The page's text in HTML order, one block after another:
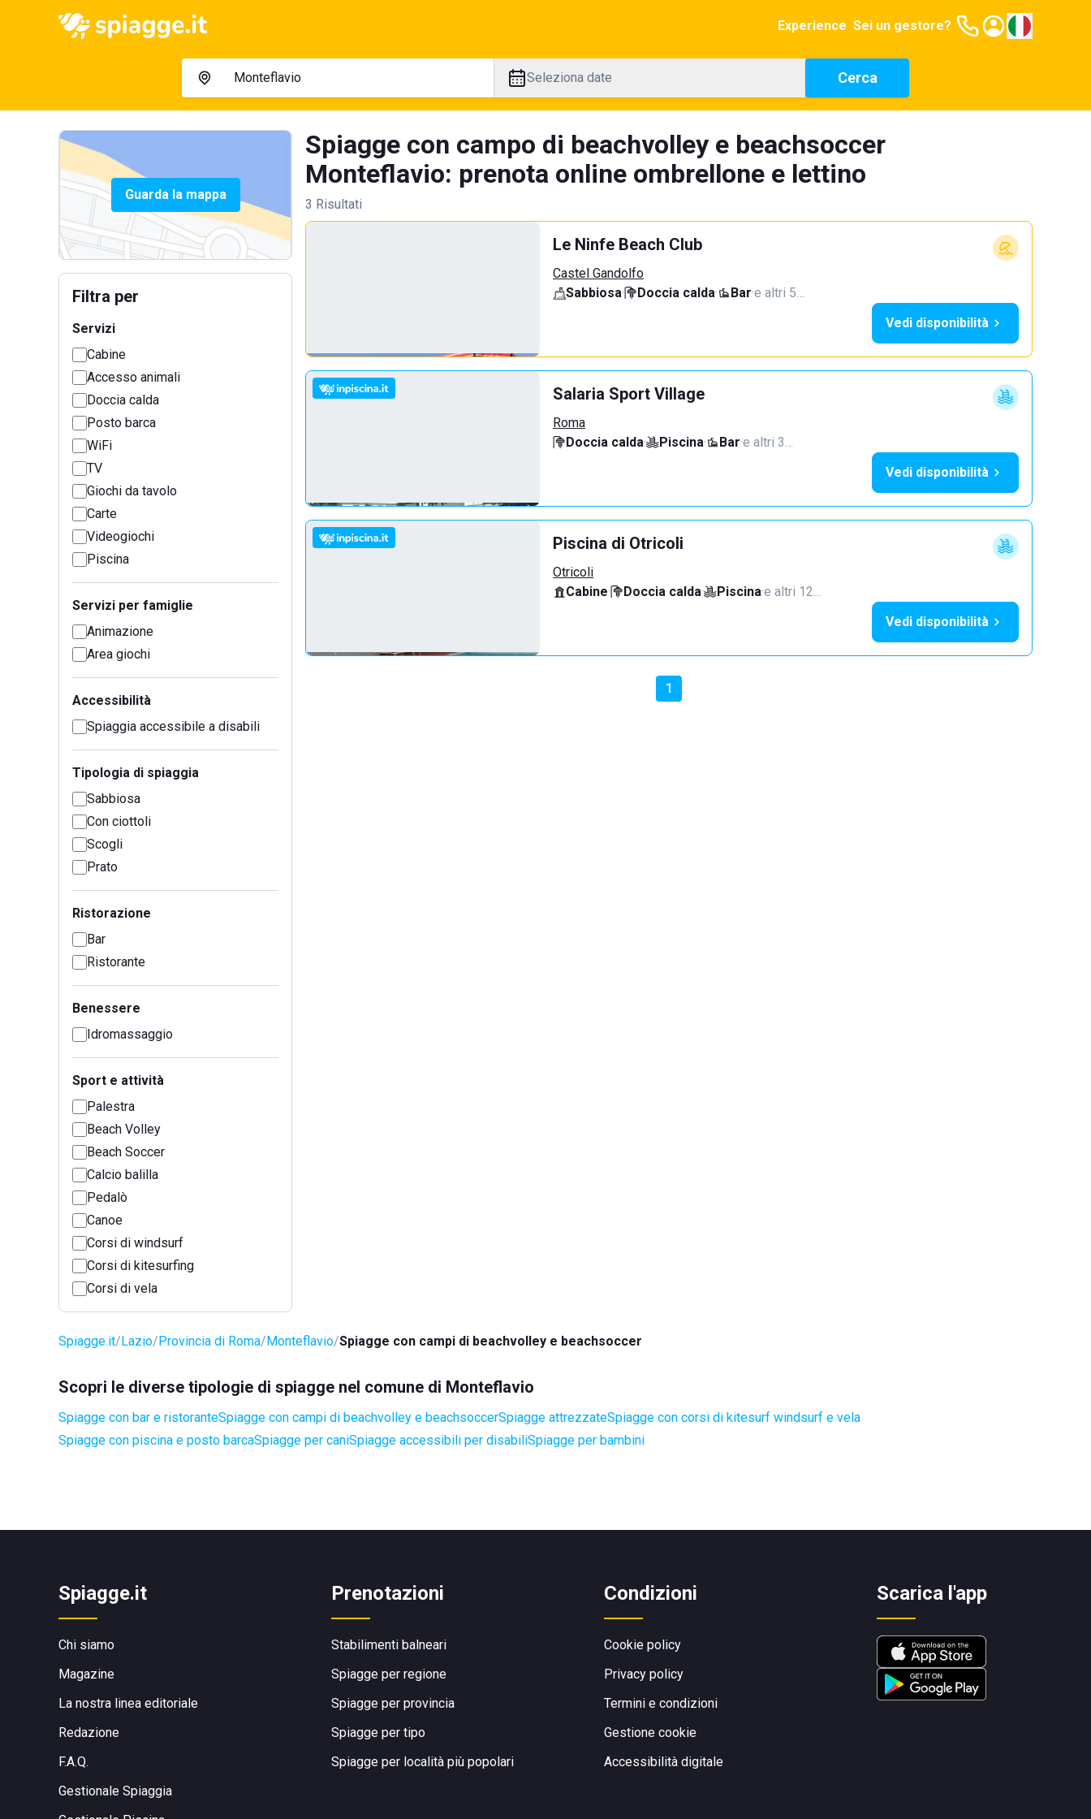
Experience Sei un gestore?
Seleziona date Cerca
Guarda la mappa
Filtra per
Servizi
Cabine
Accesso animali
Doccia calda
Posto barca
WiFi
TV
Giochi da tavolo
Carte
Videogiochi
Piscina
Servizi per famiglie
Animazione
Area giochi
Accessibilità
Spiaggia accessibile a disabili
Tipologia di spiaggia
Sabbiosa
Con ciottoli
Scogli
Prato
Ristorazione
Bar
Ristorante
Benessere
Idromassaggio
Sport e attività
Palestra
Beach Volley
Beach Soccer
Calcio balilla
Pedalò
Canoe
Corsi di windsurf
Corsi di kitesurfing
Corsi di vela
Spiagge con campo di beachvolley e beachsoccer
Monteflavio: prenota online ombrellone e lettino
3 Risultati
Le Ninfe Beach Club
Castel Gandolfo
Sabbiosa· Doccia calda· Bar·e altri 5…
Vedi disponibilità
Salaria Sport Village
Roma
Doccia calda· Piscina· Bar·e altri 3…
Vedi disponibilità
Piscina di Otricoli
Otricoli
Cabine· Doccia calda· Piscina·e altri 12…
Vedi disponibilità
1
Spiagge.it Lazio Provincia di Roma Monteflavio Spiagge con campi di beachvolley e beachsoccer
Scopri le diverse tipologie di spiagge nel comune di Monteflavio
Spiagge con bar e ristoranteSpiagge con campi di beachvolley e beachsoccerSpiagge attrezzateSpiagge con corsi di kitesurf windsurf e vela
Spiagge con piscina e posto barcaSpiagge per caniSpiagge accessibili per disabiliSpiagge per bambini
Spiagge.it
Chi siamo
Magazine
La nostra linea editoriale
Redazione
F.A.Q.
Gestionale Spiaggia
Prenotazioni
Stabilimenti balneari
Spiagge per regione
Spiagge per provincia
Spiagge per tipo
Spiagge per località più popolari
Condizioni
Cookie policy
Privacy policy
Termini e condizioni
Gestione cookie
Accessibilità digitale
Scarica l'app